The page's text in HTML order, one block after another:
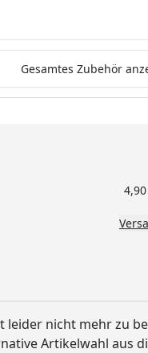
Gesamtes Zubehör
leider nicht mehr zu
Artikelwahl aus